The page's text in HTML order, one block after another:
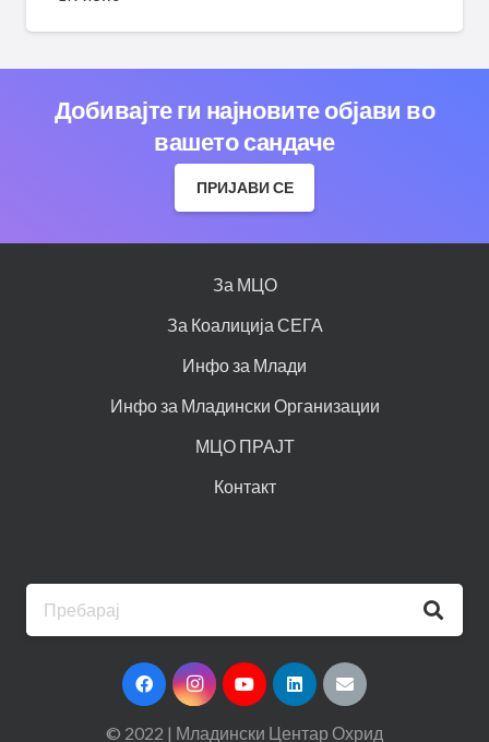
Добивајте ги најновите објави во
вашето сандаче
ПРИЈАВИ СЕ
За МЦО
За Коалиција СЕГА
Инфо за Млади
Инфо за Младински Организации
МЦО ПРАЈТ
Контакт
© 2022 | Младински Центар Охрид